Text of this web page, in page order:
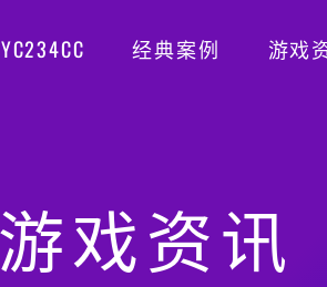
经典案例 游戏
游戏资讯